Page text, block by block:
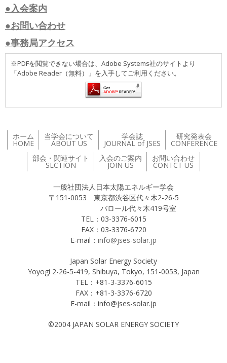
●入会案内
●お問い合わせ
●事務局アクセス
※PDFを閲覧できない場合は、Adobe Systems社のサイトより
「Adobe Reader（無料）」を入手してご利用ください。
ホーム
HOME
当学会について
ABOUT US
学会誌
JOURNAL of JSES
研究発表会
CONFERENCE
部会・関連サイト
SECTION
入会のご案内
JOIN US
お問い合わせ
CONTCT US
一般社団法人日本太陽エネルギー学会
〒151-0053 東京都渋谷区代々木2-26-5
バロール代々木419号室
TEL：03-3376-6015
FAX：03-3376-6720
E-mail： info@jses-solar.jp
Japan Solar Energy Society
Yoyogi 2-26-5-419, Shibuya, Tokyo, 151-0053, Japan
TEL：+81-3-3376-6015
FAX：+81-3-3376-6720
E-mail：info@jses-solar.jp
©2004 JAPAN SOLAR ENERGY SOCIETY